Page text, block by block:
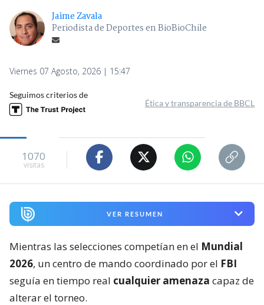
Jaime Zavala
Periodista de Deportes en BioBioChile
Viernes 07 Agosto, 2026 | 15:47
Seguimos criterios de
Ética y transparencia de BBCL
1070
visitas
VER RESUMEN
Mientras las selecciones competían en el Mundial
2026, un centro de mando coordinado por el FBI
seguía en tiempo real cualquier amenaza capaz de
alterar el torneo.